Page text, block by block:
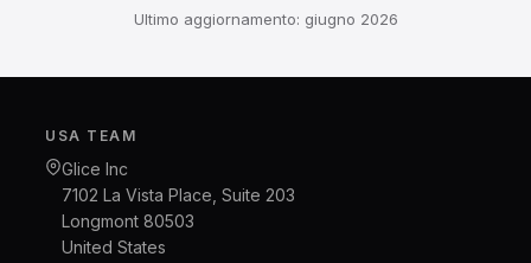
Ultimo aggiornamento: giugno 2026
USA TEAM
Glice Inc
7102 La Vista Place, Suite 203
Longmont 80503
United States